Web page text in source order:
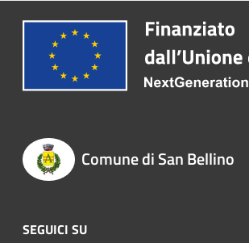
Comune di San Bellino
SEGUICI SU